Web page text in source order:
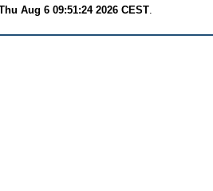
Aug 6 09:51:24 2026 CEST